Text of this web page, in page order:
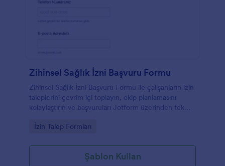
Zihinsel Sağlık İzni Başvuru Formu
Zihinsel Sağlık İzni Başvuru Formu ile çalışanların izin
taleplerini çevrim içi toplayın, ekip planlamasını
kolaylaştırın ve başvuruları Jotform üzerinden tek
Go to Category:
İzin Talep Formları
Şablon Kullan